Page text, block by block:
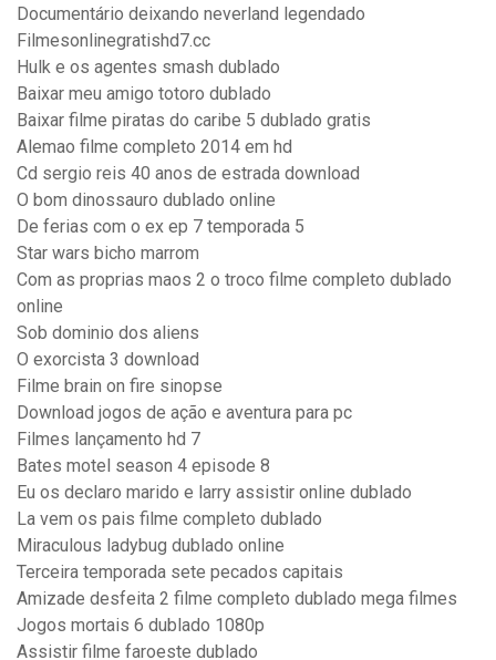
Documentário deixando neverland legendado
Filmesonlinegratishd7.cc
Hulk e os agentes smash dublado
Baixar meu amigo totoro dublado
Baixar filme piratas do caribe 5 dublado gratis
Alemao filme completo 2014 em hd
Cd sergio reis 40 anos de estrada download
O bom dinossauro dublado online
De ferias com o ex ep 7 temporada 5
Star wars bicho marrom
Com as proprias maos 2 o troco filme completo dublado
online
Sob dominio dos aliens
O exorcista 3 download
Filme brain on fire sinopse
Download jogos de ação e aventura para pc
Filmes lançamento hd 7
Bates motel season 4 episode 8
Eu os declaro marido e larry assistir online dublado
La vem os pais filme completo dublado
Miraculous ladybug dublado online
Terceira temporada sete pecados capitais
Amizade desfeita 2 filme completo dublado mega filmes
Jogos mortais 6 dublado 1080p
Assistir filme faroeste dublado